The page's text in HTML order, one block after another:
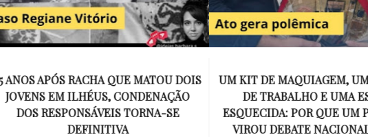
UM KIT DE MAQUIAGEM, UMA COLEGA
DE TRABALHO E UMA ESPOSA
ESQUECIDA: POR QUE UM PRESENTE
VIROU DEBATE NACIONAL SOBRE
APÓS O SUCESSO DE
ENCONTRAR, NETFLIX
DE MYRON BOLITAR, O
MAIS ICÔNICO DE